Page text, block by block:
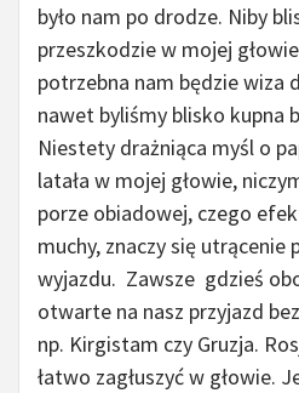
było nam po drodze. Niby
przeszkodzie w mojej
potrzebna nam będzie wiza
nawet byliśmy blisko kupna
Niestety drażniąca myśl o
latała w mojej głowie,
porze obiadowej, czego
muchy, znaczy się utrącenie
wyjazdu. Zawsze gdzieś
otwarte na nasz przyjazd
np. Kirgistam czy Gruzja.
łatwo zagłuszyć w głowie.